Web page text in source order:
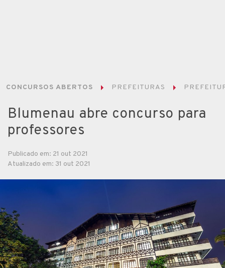
CONCURSOS ABERTOS PREFEITURAS
Blumenau abre concurso para
professores
Publicado em: 21 out 2021
Atualizado em: 31 out 2021